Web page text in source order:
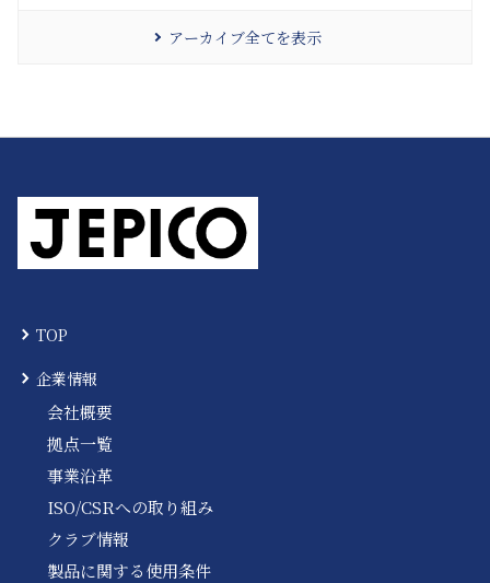
アーカイブ全てを表示
TOP
企業情報
会社概要
拠点一覧
事業沿革
ISO/CSRへの取り組み
クラブ情報
製品に関する使用条件